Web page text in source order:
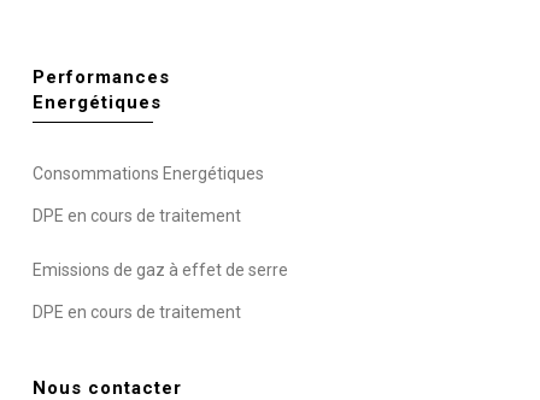
Performances
Energétiques
Consommations Energétiques
DPE en cours de traitement
Emissions de gaz à effet de serre
DPE en cours de traitement
Nous contacter